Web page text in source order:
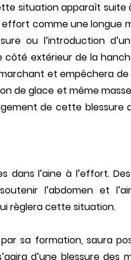
situation apparaît suite
comme une longue
ou l’introduction
côté extérieur de la
et empêchera de
de glace et même
de cette blessure
dans l’aine à l’effort.
l’abdomen et
règlera cette situation.
sa formation, saura
d’une blessure des